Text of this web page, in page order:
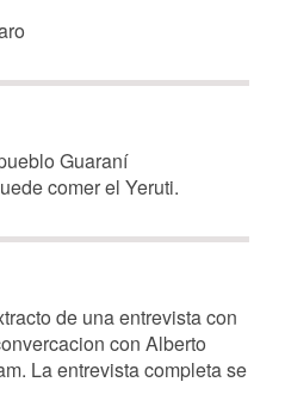
Guaraní
comer el Yeruti.
de una entrevista con
con Alberto
La entrevista completa se